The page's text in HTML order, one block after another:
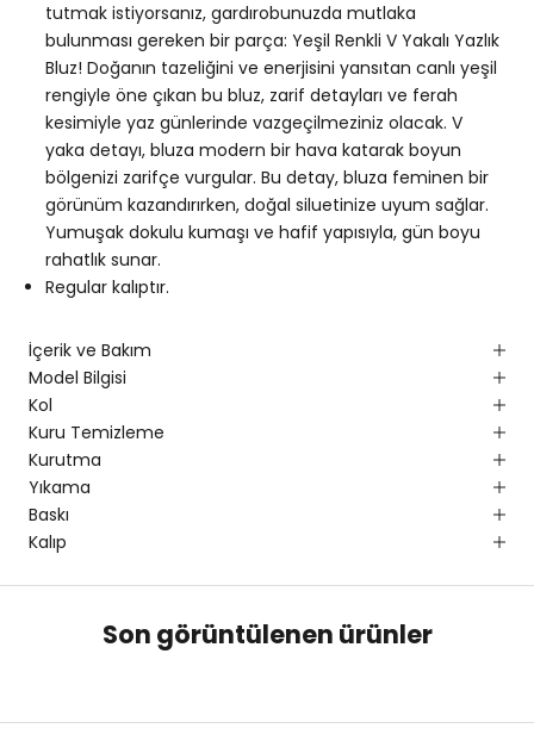
tutmak istiyorsanız, gardırobunuzda mutlaka
bulunması gereken bir parça: Yeşil Renkli V Yakalı Yazlık
Bluz! Doğanın tazeliğini ve enerjisini yansıtan canlı yeşil
rengiyle öne çıkan bu bluz, zarif detayları ve ferah
kesimiyle yaz günlerinde vazgeçilmeziniz olacak. V
yaka detayı, bluza modern bir hava katarak boyun
bölgenizi zarifçe vurgular. Bu detay, bluza feminen bir
görünüm kazandırırken, doğal siluetinize uyum sağlar.
Yumuşak dokulu kumaşı ve hafif yapısıyla, gün boyu
rahatlık sunar.
Regular kalıptır.
İçerik ve Bakım
Model Bilgisi
Kol
Kuru Temizleme
Kurutma
Yıkama
Baskı
Kalıp
Son görüntülenen ürünler